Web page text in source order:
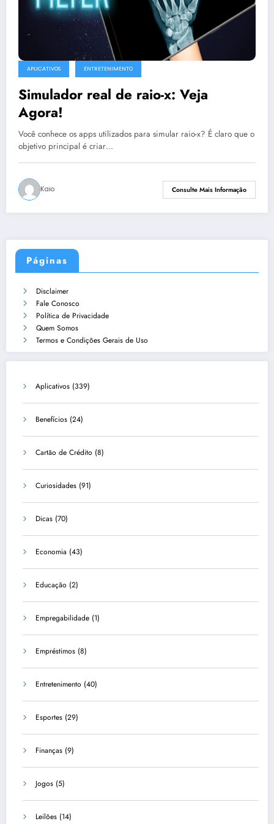
APLICATIVOS ENTRETENIMENTO
Simulador real de raio-x: Veja
Agora!
Você conhece os apps utilizados para simular raio-x? É claro que o
objetivo principal é criar…
Kaio Consulte Mais Informação
Páginas
Disclaimer
Fale Conosco
Política de Privacidade
Quem Somos
Termos e Condições Gerais de Uso
Aplicativos (339)
Benefícios (24)
Cartão de Crédito (8)
Curiosidades (91)
Dicas (70)
Economia (43)
Educação (2)
Empregabilidade (1)
Empréstimos (8)
Entretenimento (40)
Esportes (29)
Finanças (9)
Jogos (5)
Leilões (14)